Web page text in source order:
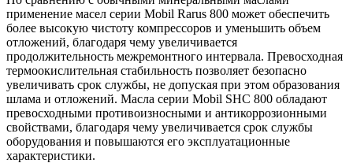
применение масел серии Mobil Rarus 800 может обеспечить
более высокую чистоту компрессоров и уменьшить объем
отложений, благодаря чему увеличивается
продолжительность межремонтного интервала. Превосходная
термоокислительная стабильность позволяет безопасно
увеличивать срок службы, не допуская при этом образования
шлама и отложений. Масла серии Mobil SHC 800 обладают
превосходными противоизносными и антикоррозионными
свойствами, благодаря чему увеличивается срок службы
оборудования и повышаются его эксплуатационные
характеристики.